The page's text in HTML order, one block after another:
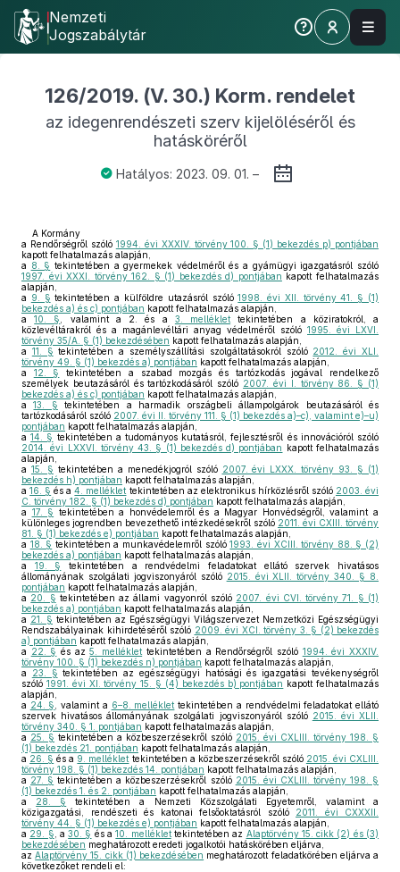
Nemzeti
Jogszabálytár
126/2019. (V. 30.) Korm. rendelet
az idegenrendészeti szerv kijelöléséről és
hatásköréről
Hatályos: 2023. 09. 01. –
A Kormány
a Rendőrségről szóló 1994. évi XXXIV. törvény 100. § (1) bekezdés p) pontjában
kapott felhatalmazás alapján,
a 8. § tekintetében a gyermekek védelméről és a gyámügyi igazgatásról szóló
1997. évi XXXI. törvény 162. § (1) bekezdés d) pontjában kapott felhatalmazás
alapján,
a 9. § tekintetében a külföldre utazásról szóló1998. évi XII. törvény 41. § (1)
bekezdés a) és c) pontjában kapott felhatalmazás alapján,
a10. § , valamint a 2. és a 3. melléklet tekintetében a köziratokról, a
közlevéltárakról és a magánlevéltári anyag védelméről szóló 1995. évi LXVI.
törvény 35/A. § (1) bekezdésében kapott felhatalmazás alapján,
a 11. § tekintetében a személyszállítási szolgáltatásokról szóló 2012. évi XLI.
törvény 49. § (1) bekezdés a) pontjában kapott felhatalmazás alapján,
a 12. §
tekintetében a szabad mozgás és tartózkodás jogával rendelkező
személyek beutazásáról és tartózkodásáról szóló 2007. évi I. törvény 86. § (1)
bekezdés a) és c) pontjában kapott felhatalmazás alapján,
a13. § tekintetében a harmadik országbeli állampolgárok beutazásáról és
tartózkodásáról szóló 2007. évi II. törvény 111. § (1) bekezdés a)–c), valamint e)–u)
pontjában kapott felhatalmazás alapján,
a14. § tekintetében a tudományos kutatásról, fejlesztésről és innovációról szóló
2014. évi LXXVI. törvény 43. § (1) bekezdés d) pontjában kapott felhatalmazás
alapján,
a 15. § tekintetében a menedékjogról szóló 2007. évi LXXX. törvény 93. § (1)
bekezdés h) pontjában kapott felhatalmazás alapján,
a16. § és a4. melléklet tekintetében az elektronikus hírközlésről szóló 2003. évi
C. törvény 182. § (1) bekezdés d) pontjában kapott felhatalmazás alapján,
a 17. § tekintetében a honvédelemről és a Magyar Honvédségről, valamint a
különleges jogrendben bevezethető intézkedésekről szóló 2011. évi CXIII. törvény
81. § (1) bekezdés e) pontjában kapott felhatalmazás alapján,
a 18. § tekintetében a munkavédelemről szóló1993. évi XCIII. törvény 88. § (2)
bekezdés a) pontjában kapott felhatalmazás alapján,
a 19. §
tekintetében a rendvédelmi feladatokat ellátó szervek hivatásos
állományának szolgálati jogviszonyáról szóló 2015. évi XLII. törvény 340. § 8.
pontjában kapott felhatalmazás alapján,
a 20. § tekintetében az állami vagyonról szóló 2007. évi CVI. törvény 71. § (1)
bekezdés a) pontjában kapott felhatalmazás alapján,
a 21. § tekintetében az Egészségügyi Világszervezet Nemzetközi Egészségügyi
Rendszabályainak kihirdetéséről szóló 2009. évi XCI. törvény 3. § (2) bekezdés
a) pontjában kapott felhatalmazás alapján,
a 22. § és az5. melléklet tekintetében a Rendőrségről szóló 1994. évi XXXIV.
törvény 100. § (1) bekezdés n) pontjában kapott felhatalmazás alapján,
a
23. § tekintetében az egészségügyi hatósági és igazgatási tevékenységről
szóló 1991. évi XI. törvény 15. § (4) bekezdés b) pontjában kapott felhatalmazás
alapján,
a 24. § , valamint a 6–8. melléklet tekintetében a rendvédelmi feladatokat ellátó
szervek hivatásos állományának szolgálati jogviszonyáról szóló 2015. évi XLII.
törvény 340. § 1. pontjában kapott felhatalmazás alapján,
a 25. § tekintetében a közbeszerzésekről szóló 2015. évi CXLIII. törvény 198. §
(1) bekezdés 21. pontjában kapott felhatalmazás alapján,
a 26. § és a 9. melléklet tekintetében a közbeszerzésekről szóló 2015. évi CXLIII.
törvény 198. § (1) bekezdés 14. pontjában kapott felhatalmazás alapján,
a 27. § tekintetében a közbeszerzésekről szóló 2015. évi CXLIII. törvény 198. §
(1) bekezdés 1. és 2. pontjában kapott felhatalmazás alapján,
a 28. §
tekintetében a Nemzeti Közszolgálati Egyetemről, valamint a
közigazgatási, rendészeti és katonai felsőoktatásról szóló 2011. évi CXXXII.
törvény 44. § (1) bekezdés e) pontjában kapott felhatalmazás alapján,
a 29. § , a30. § és a10. melléklettekintetében az Alaptörvény 15. cikk (2) és (3)
bekezdésében meghatározott eredeti jogalkotói hatáskörében eljárva,
azAlaptörvény 15. cikk (1) bekezdésében meghatározott feladatkörében eljárva a
következőket rendeli el: